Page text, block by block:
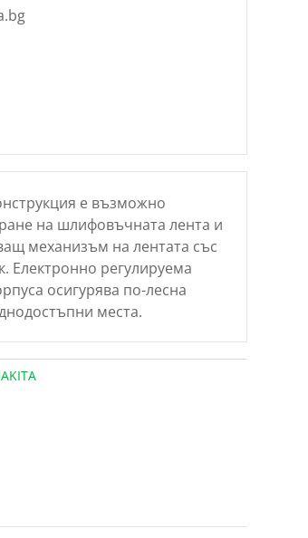
е възможно
на шлифовъчната лента и
механизъм на лентата със
Електронно регулируема
осигурява по-лесна
места.